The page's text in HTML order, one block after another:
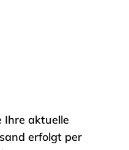
Ihre aktuelle
erfolgt per